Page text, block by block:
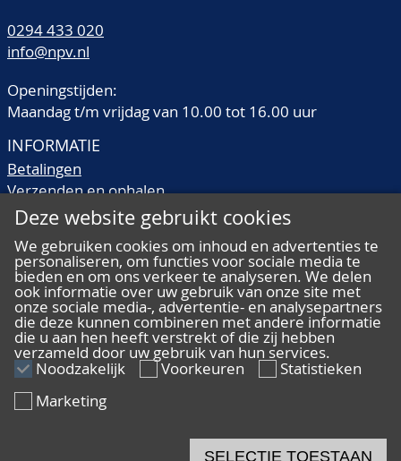
0294 433 020
info@npv.nl
Openingstijden:
Maandag t/m vrijdag van 10.00 tot 16.00 uur
INFORMATIE
Betalingen
Verzenden en ophalen
Veilingtermen
Kwaliteitsomschrijvingen
Veelgestelde vragen
ALGEMEEN
Algemene voorwaarden
Deze website gebruikt cookies
We gebruiken cookies om inhoud en advertenties te
personaliseren, om functies voor sociale media te
bieden en om ons verkeer te analyseren. We delen
ook informatie over uw gebruik van onze site met
onze sociale media-, advertentie- en analysepartners
die deze kunnen combineren met andere informatie
die u aan hen heeft verstrekt of die zij hebben
verzameld door uw gebruik van hun services.
Noodzakelijk Voorkeuren
Statistieken
Marketing
SELECTIE TOESTAAN